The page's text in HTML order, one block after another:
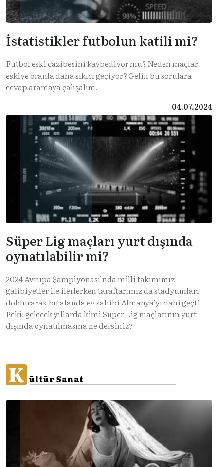
İstatistikler futbolun katili mi?
Futbol eski cazibesini kaybediyor mu? Neden maçlar
eskiye oranla daha sıkıcı geçiyor? Gelin bu sorulara
cevap aramaya çalışalım.
04.07.2024
Süper Lig maçları yurt dışında
oynatılabilir mi?
2024 Avrupa Şampiyonası’nda milli takımımız
galibiyetler ile ilerlerken taraftarımız da stadyumları
doldurarak bu alanda ev sahibi Almanya’yı dahi geçti.
Peki, gelecek yıllarda kimi Süper Lig maçlarının yurt
dışında oynatılmasına ne dersiniz?
K ültür Sanat